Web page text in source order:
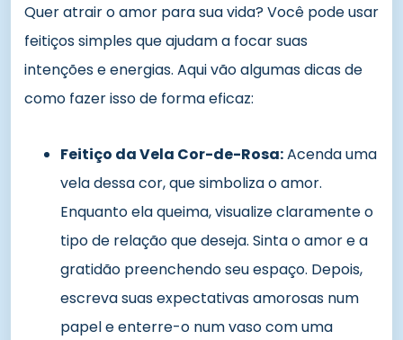
Quer atrair o amor para sua vida? Você pode usar
feitiços simples que ajudam a focar suas
intenções e energias. Aqui vão algumas dicas de
como fazer isso de forma eficaz:
Feitiço da Vela Cor-de-Rosa:Acenda uma
vela dessa cor, que simboliza o amor.
Enquanto ela queima, visualize claramente o
tipo de relação que deseja. Sinta o amor e a
gratidão preenchendo seu espaço. Depois,
escreva suas expectativas amorosas num
papel e enterre-o num vaso com uma